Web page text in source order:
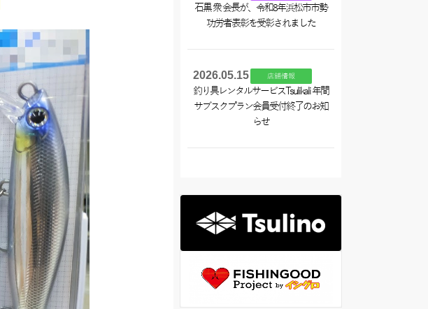
石黒 衆 会長が、令和8年浜松市市勢
功労者表彰を受彰されました
2026.05.15 店舗情報
釣り具レンタルサービスTsulikali 年間
サブスクプラン会員受付終了のお知
らせ